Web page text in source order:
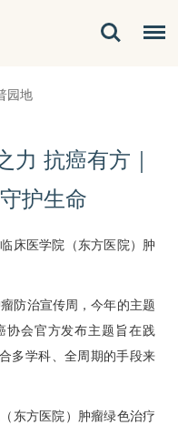
园地
力 抗癌有方｜
护生命
床医学院（东方医院）
肿
防治宣传周，今年的主题
协会官方发布主题旨在践
多学科、全周期的手段来
东方医院）肿瘤绿色治疗